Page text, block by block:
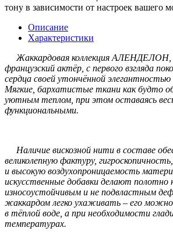
тону в зависимости от настроек вашего
Описание
Характеристики
Жаккардовая коллекция АЛЕНДЕЛОН,
французский актёр, с первого взгляда
сердца своей утончённой
Мягкие, бархатистые ткани как будто
уютным теплом, при этом оставаясь
функциональными.
Наличие вискозной нити в составе
великолепную фактуру,
и высокую воздухопроницаемость
искусственные добавки делают полотно
износоустойчивым и не подвластным
жаккардом легко ухаживать – его
в тёплой воде, а при необходимости
температурах.